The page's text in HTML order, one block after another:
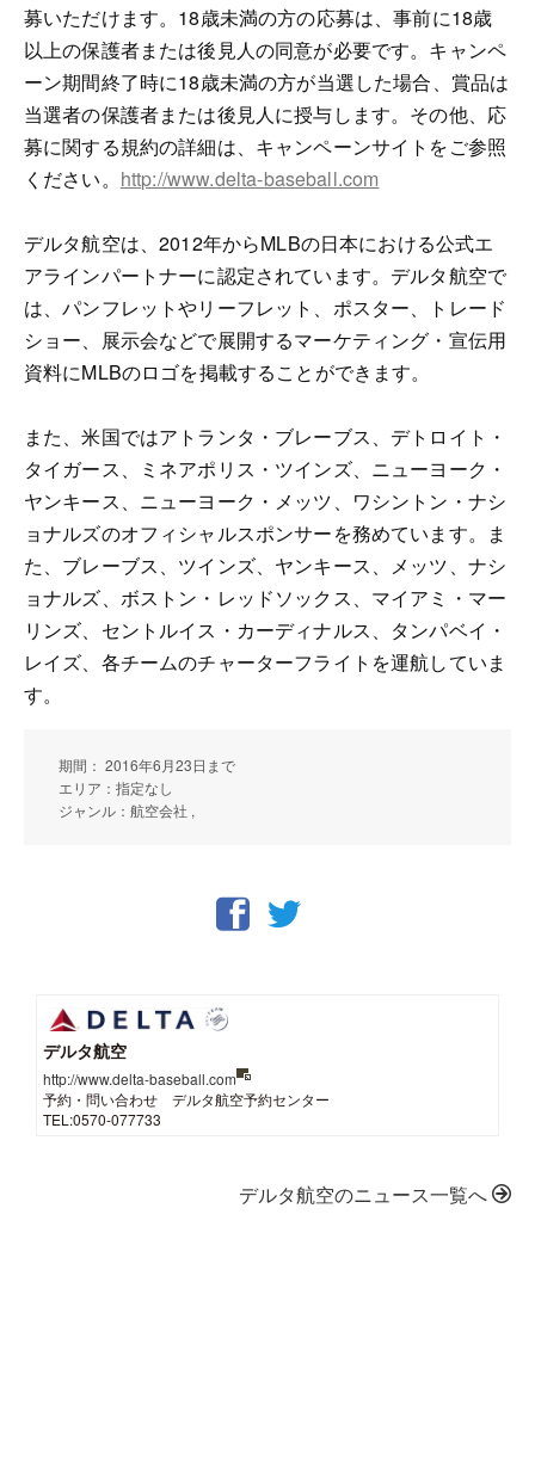
募いただけます。18歳未満の方の応募は、事前に18歳
以上の保護者または後見人の同意が必要です。キャンペ
ーン期間終了時に18歳未満の方が当選した場合、賞品は
当選者の保護者または後見人に授与します。その他、応
募に関する規約の詳細は、キャンペーンサイトをご参照
ください。 http://www.delta-baseball.com
デルタ航空は、2012年からMLBの日本における公式エ
アラインパートナーに認定されています。デルタ航空で
は、パンフレットやリーフレット、ポスター、トレード
ショー、展示会などで展開するマーケティング・宣伝用
資料にMLBのロゴを掲載することができます。
また、米国ではアトランタ・ブレーブス、デトロイト・
タイガース、ミネアポリス・ツインズ、ニューヨーク・
ヤンキース、ニューヨーク・メッツ、ワシントン・ナシ
ョナルズのオフィシャルスポンサーを務めています。ま
た、ブレーブス、ツインズ、ヤンキース、メッツ、ナシ
ョナルズ、ボストン・レッドソックス、マイアミ・マー
リンズ、セントルイス・カーディナルス、タンパベイ・
レイズ、各チームのチャーターフライトを運航していま
す。
期間： 2016年6月23日まで
エリア：指定なし
ジャンル：航空会社 ,
デルタ航空
http://www.delta-baseball.com
予約・問い合わせ デルタ航空予約センター
TEL:0570-077733
デルタ航空のニュース一覧へ